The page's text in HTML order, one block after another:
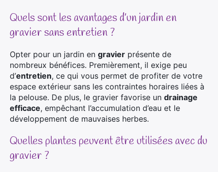
Quels sont les avantages d’un jardin en
gravier sans entretien ?
Opter pour un jardin en gravier présente de
nombreux bénéfices. Premièrement, il exige peu
d’entretien, ce qui vous permet de profiter de votre
espace extérieur sans les contraintes horaires liées à
la pelouse. De plus, le gravier favorise un drainage
efficace, empêchant l’accumulation d’eau et le
développement de mauvaises herbes.
Quelles plantes peuvent être utilisées avec du
gravier ?